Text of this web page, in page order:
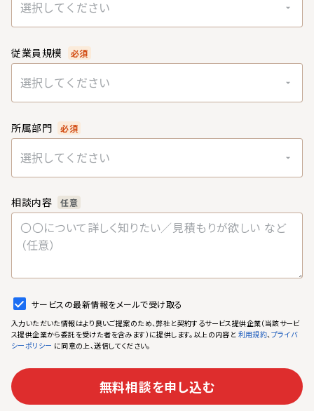
選択してください
従業員規模 必須
選択してください
所属部門 必須
選択してください
相談内容 任意
サービスの最新情報をメールで受け取る
入力いただいた情報はより良いご提案のため、弊社と契約するサービス提供企業（当該サービ
ス提供企業から委託を受けた者を含みます）に提供します。以上の内容と 利用規約、プライバ
シーポリシー に同意の上、送信してください。
無料相談を申し込む